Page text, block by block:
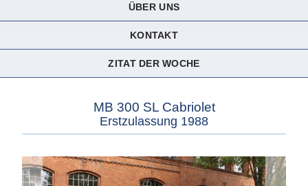
ÜBER UNS
KONTAKT
ZITAT DER WOCHE
MB 300 SL Cabriolet
Erstzulassung 1988